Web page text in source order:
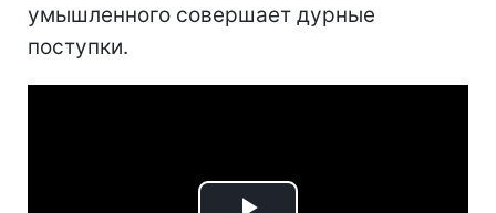
умышленного совершает дурные
поступки.